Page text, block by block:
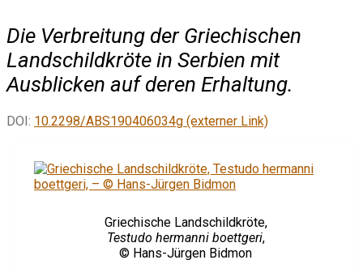
Die Verbreitung der Griechischen
Landschildkröte in Serbien mit
Ausblicken auf deren Erhaltung.
DOI: 10.2298/ABS190406034g (externer Link)
Griechische Landschildkröte,
Testudo hermanni boettgeri,
© Hans-Jürgen Bidmon